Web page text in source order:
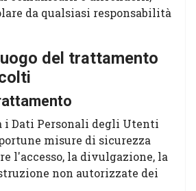
da qualsiasi responsabilità
del trattamento
Dati Personali degli Utenti
misure di sicurezza
l'accesso, la divulgazione, la
non autorizzate dei